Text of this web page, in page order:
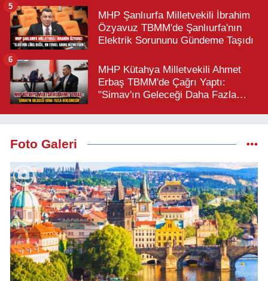
MHP Şanlıurfa Milletvekili İbrahim
Özyavuz TBMM'de Şanlıurfa'nın
Elektrik Sorununu Gündeme Taşıdı
5
MHP Kütahya Milletvekili Ahmet
Erbaş TBMM'de Çağrı Yaptı:
"Simav'ın Geleceği Daha Fazla
6
Foto Galeri